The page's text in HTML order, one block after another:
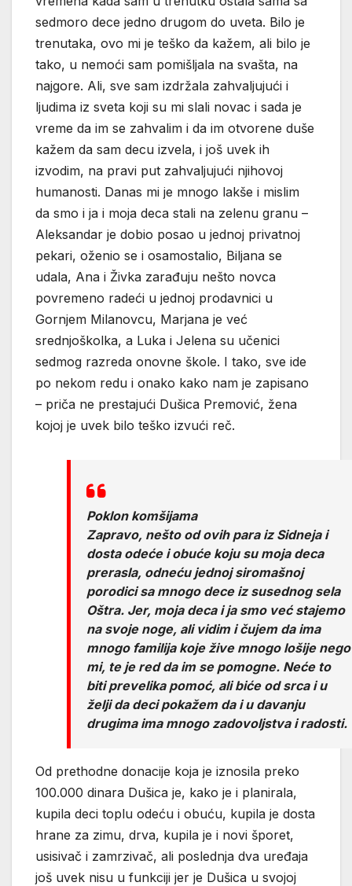
sedmoro dece jedno drugom do uveta. Bilo je
trenutaka, ovo mi je teško da kažem, ali bilo je
tako, u nemoći sam pomišljala na svašta, na
najgore. Ali, sve sam izdržala zahvaljujući i
ljudima iz sveta koji su mi slali novac i sada je
vreme da im se zahvalim i da im otvorene duše
kažem da sam decu izvela, i još uvek ih
izvodim, na pravi put zahvaljujući njihovoj
humanosti. Danas mi je mnogo lakše i mislim
da smo i ja i moja deca stali na zelenu granu –
Aleksandar je dobio posao u jednoj privatnoj
pekari, oženio se i osamostalio, Biljana se
udala, Ana i Živka zarađuju nešto novca
povremeno radeći u jednoj prodavnici u
Gornjem Milanovcu, Marjana je već
srednjoškolka, a Luka i Jelena su učenici
sedmog razreda onovne škole. I tako, sve ide
po nekom redu i onako kako nam je zapisano
– priča ne prestajući Dušica Premović, žena
kojoj je uvek bilo teško izvući reč.
Poklon komšijama
Zapravo, nešto od ovih para iz Sidneja i
dosta odeće i obuće koju su moja deca
prerasla, odneću jednoj siromašnoj
porodici sa mnogo dece iz susednog sela
Oštra. Jer, moja deca i ja smo već stajemo
na svoje noge, ali vidim i čujem da ima
mnogo familija koje žive mnogo lošije nego
mi, te je red da im se pomogne. Neće to
biti prevelika pomoć, ali biće od srca i u
želji da deci pokažem da i u davanju
drugima ima mnogo zadovoljstva i radosti.
Od prethodne donacije koja je iznosila preko
100.000 dinara Dušica je, kako je i planirala,
kupila deci toplu odeću i obuću, kupila je dosta
hrane za zimu, drva, kupila je i novi šporet,
usisivač i zamrzivač, ali poslednja dva uređaja
još uvek nisu u funkciji jer je Dušica u svojoj